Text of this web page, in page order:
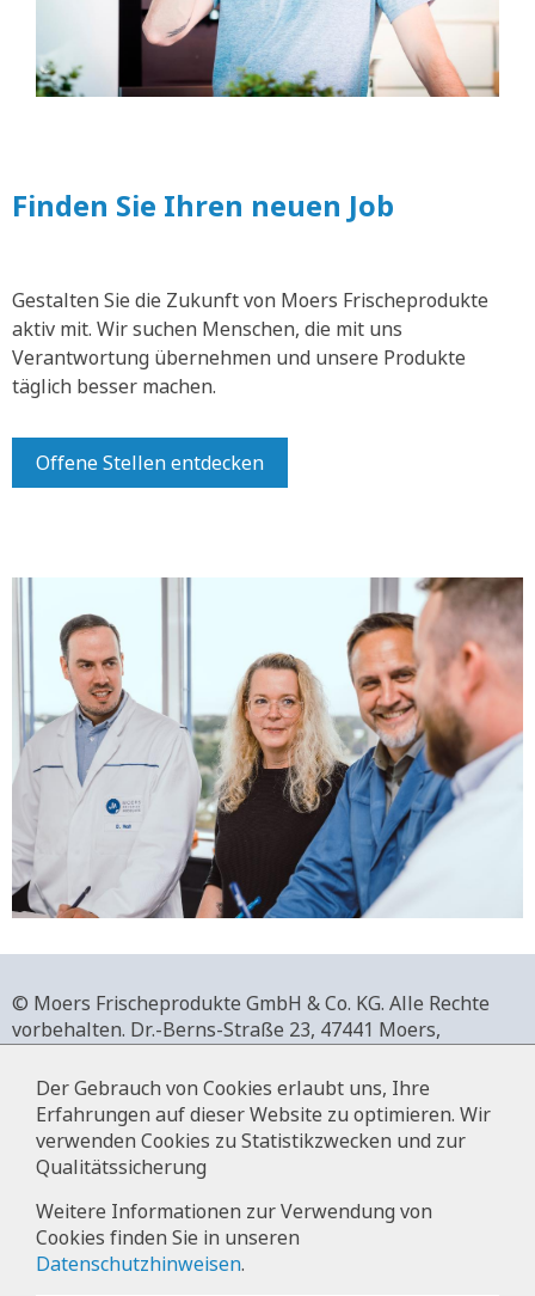
Finden Sie Ihren neuen Job
Gestalten Sie die Zukunft von Moers Frischeprodukte
aktiv mit. Wir suchen Menschen, die mit uns
Verantwortung übernehmen und unsere Produkte
täglich besser machen.
Offene Stellen entdecken
© Moers Frischeprodukte GmbH & Co. KG. Alle Rechte
vorbehalten. Dr.-Berns-Straße 23, 47441 Moers,
+49 2841 911-0,www.moers-frischeprodukte.de
Impressum
Datenschutz
Der Gebrauch von Cookies erlaubt uns, Ihre
Erfahrungen auf dieser Website zu optimieren. Wir
verwenden Cookies zu Statistikzwecken und zur
Qualitätssicherung
Weitere Informationen zur Verwendung von
Cookies finden Sie in unseren
Datenschutzhinweisen.